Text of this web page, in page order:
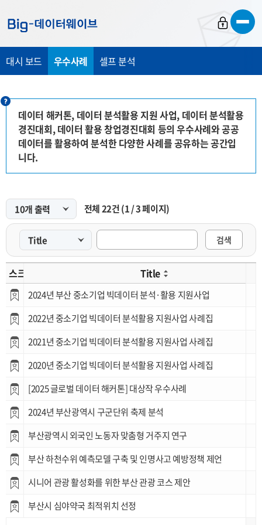
가
가
가
대시 보드 우수사례 셀프 분석
데이터 해커톤, 데이터 분석활용 지원 사업, 데이터 분석활용
경진대회, 데이터 활용 창업경진대회 등의 우수사례와 공공
데이터를 활용하여 분석한 다양한 사례를 공유하는 공간입
니다.
전체22건(1/3페이지)
검색
스크랩 Title
2024년 부산 중소기업 빅데이터 분석·활용 지원사업
2022년 중소기업 빅데이터 분석활용 지원사업 사례집
2021년 중소기업 빅데이터 분석활용 지원사업 사례집
2020년 중소기업 빅데이터 분석활용 지원사업 사례집
[2025 글로벌 데이터 해커톤] 대상작 우수사례
2024년 부산광역시 구군단위 축제 분석
부산광역시 외국인 노동자 맞춤형 거주지 연구
부산 하천수위 예측모델 구축 및 인명사고 예방정책 제언
시니어 관광 활성화를 위한 부산 관광 코스 제안
부산시 심야약국 최적위치 선정